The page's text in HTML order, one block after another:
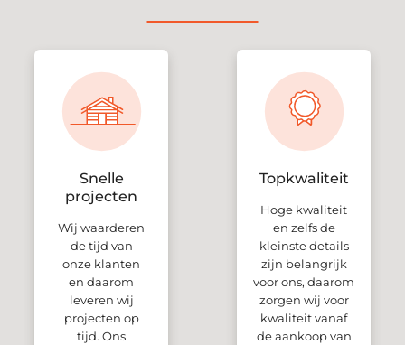
Snelle
projecten
Wij waarderen
de tijd van
onze klanten
en daarom
leveren wij
projecten op
tijd. Ons
Topkwaliteit
Hoge kwaliteit
en zelfs de
kleinste details
zijn belangrijk
voor ons, daarom
zorgen wij voor
kwaliteit vanaf
de aankoop van